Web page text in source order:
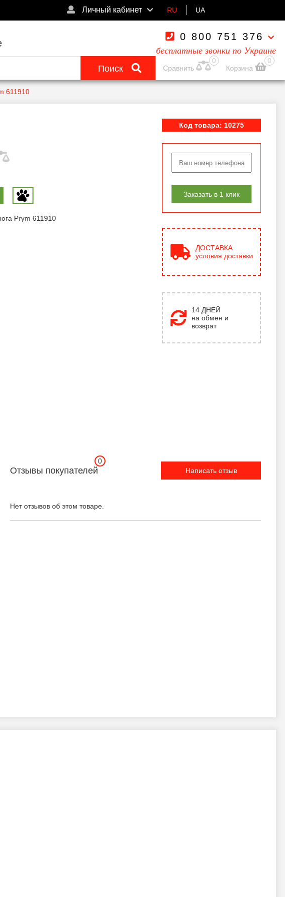
Личный кабинет RU UA
0 800 751 376
бесплатные звонки по Украине
Поиск
0
Сравнить
0
Корзина
611910
Prym 611910
Код товара: 10275
Заказать в 1 клик
ДОСТАВКА
условия доставки
14 ДНЕЙ
на обмен и
возврат
Отзывы покупателей
0
Написать отзыв
Нет отзывов об этом товаре.